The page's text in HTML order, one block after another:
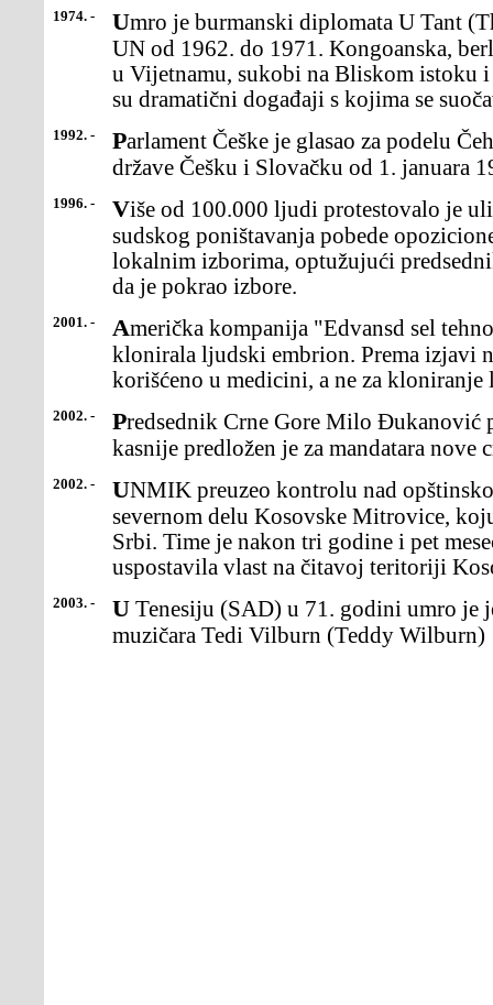
1974. - Umro je burmanski diplomata U Tant (Thant), generalni sekretar
UN od 1962. do 1971. Kongoanska,
u Vijetnamu, sukobi na Bliskom istoku
su dramatični događaji s kojima se
1992. - Parlament Češke je glasao za podelu Čehoslovačke na posebne
države Češku i Slovačku od 1. januara
1996. - Više od 100.000 ljudi protestovalo je ulicama Beograda zbog
sudskog poništavanja pobede
lokalnim izborima, optužujući
da je pokrao izbore.
2001. - Američka kompanija "Edvansd sel tehnolodži" saopštila je da je
klonirala ljudski embrion. Prema izjavi
korišćeno u medicini, a ne za kloniranje
2002. - Predsednik Crne Gore Milo Đukanović podneo je ostavku. Dan
kasnije predložen je za mandatara nove
2002. - UNMIK preuzeo kontrolu nad opštinskom administracijom u
severnom delu Kosovske Mitrovice,
Srbi. Time je nakon tri godine i pet
uspostavila vlast na čitavoj teritoriji
2003. - U Tenesiju (SAD) u 71. godini umro je jedan od vodećih kantri
muzičara Tedi Vilburn (Teddy Wilburn)